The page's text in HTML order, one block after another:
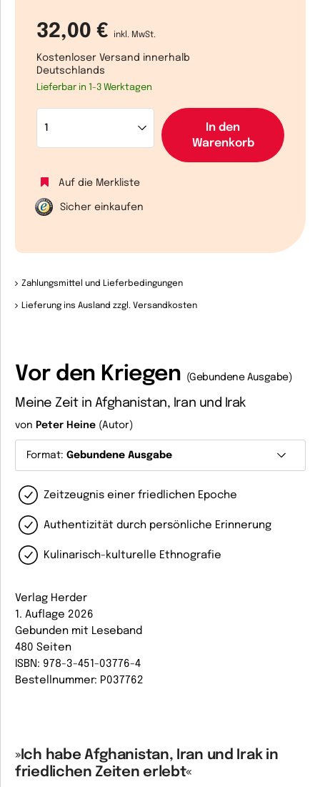
32,00 € inkl. MwSt.
Kostenloser Versand innerhalb
Deutschlands
Lieferbar in 1-3 Werktagen
In den
Warenkorb
Auf die Merkliste
Sicher einkaufen
Zahlungsmittel und Lieferbedingungen
Lieferung ins Ausland zzgl. Versandkosten
Vor den Kriegen (Gebundene Ausgabe)
Meine Zeit in Afghanistan, Iran und Irak
von Peter Heine (Autor)
Format: Gebundene Ausgabe
Zeitzeugnis einer friedlichen Epoche
Authentizität durch persönliche Erinnerung
Kulinarisch-kulturelle Ethnografie
Verlag Herder
1. Auflage 2026
Gebunden mit Leseband
480 Seiten
ISBN: 978-3-451-03776-4
Bestellnummer: P037762
»Ich habe Afghanistan, Iran und Irak in
friedlichen Zeiten erlebt«